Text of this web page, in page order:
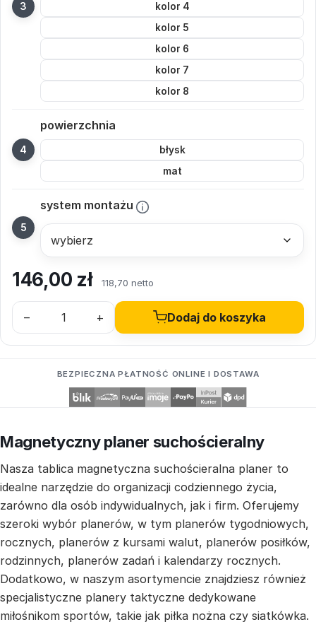
kolor 4
kolor 5
kolor 6
kolor 7
kolor 8
powierzchnia
błysk
mat
system montażu
146,00 zł 118,70 netto
– + Dodaj do koszyka
BEZPIECZNA PŁATNOŚĆ ONLINE I DOSTAWA
Magnetyczny planer suchościeralny
Nasza tablica magnetyczna suchościeralna planer to
idealne narzędzie do organizacji codziennego życia,
zarówno dla osób indywidualnych, jak i firm. Oferujemy
szeroki wybór planerów, w tym planerów tygodniowych,
rocznych, planerów z kursami walut, planerów posiłków,
rodzinnych, planerów zadań i kalendarzy rocznych.
Dodatkowo, w naszym asortymencie znajdziesz również
specjalistyczne planery taktyczne dedykowane
miłośnikom sportów, takie jak piłka nożna czy siatkówka.